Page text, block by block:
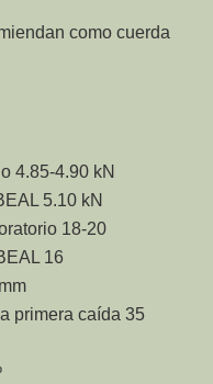
como cuerda
4.85-4.90 kN
5.10 kN
18-20
16
primera caída 35